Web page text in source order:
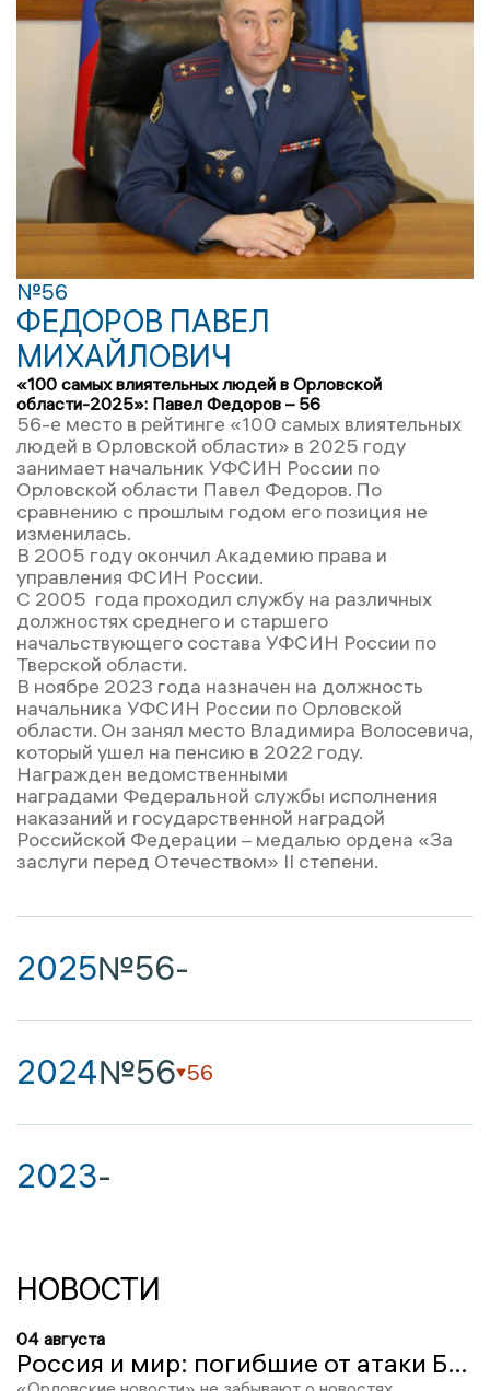
№56
ФЕДОРОВ ПАВЕЛ
МИХАЙЛОВИЧ
«100 самых влиятельных людей в Орловской
области-2025»: Павел Федоров – 56
56-е место в рейтинге «100 самых влиятельных
людей в Орловской области» в 2025 году
занимает начальник УФСИН России по
Орловской области Павел Федоров. По
сравнению с прошлым годом его позиция не
изменилась.
В 2005 году окончил Академию права и
управления ФСИН России.
С 2005 года проходил службу на различных
должностях среднего и старшего
начальствующего состава УФСИН России по
Тверской области.
В ноябре 2023 года назначен на должность
начальника УФСИН России по Орловской
области. Он занял место Владимира Волосевича,
который ушел на пенсию в 2022 году.
Награжден ведомственными
наградами Федеральной службы исполнения
наказаний и государственной наградой
Российской Федерации – медалью ордена «За
заслуги перед Отечеством» II степени.
2025№56-
2024№56 56
2023-
НОВОСТИ
04 августа
Россия и мир: погибшие от атаки БПЛА, Wildberries «переезжает» в Казахстан и находка в Лавре